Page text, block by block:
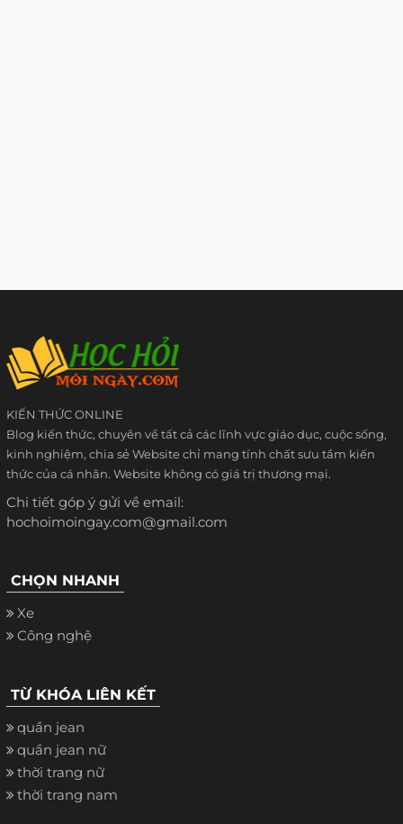
KIẾN THỨC ONLINE
Blog kiến thức, chuyên về tất cả các lĩnh vực giáo dục, cuộc sống,
kinh nghiệm, chia sẻ Website chỉ mang tính chất sưu tầm kiến
thức của cá nhân. Website không có giá trị thương mại.
Chi tiết góp ý gửi về email:
hochoimoingay.com@gmail.com
CHỌN NHANH
Xe
Công nghệ
TỪ KHÓA LIÊN KẾT
quần jean
quần jean nữ
thời trang nữ
thời trang nam